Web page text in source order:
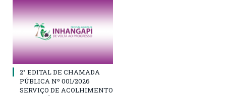
2° EDITAL DE CHAMADA
PÚBLICA Nº 001/2026
SERVIÇO DE ACOLHIMENTO